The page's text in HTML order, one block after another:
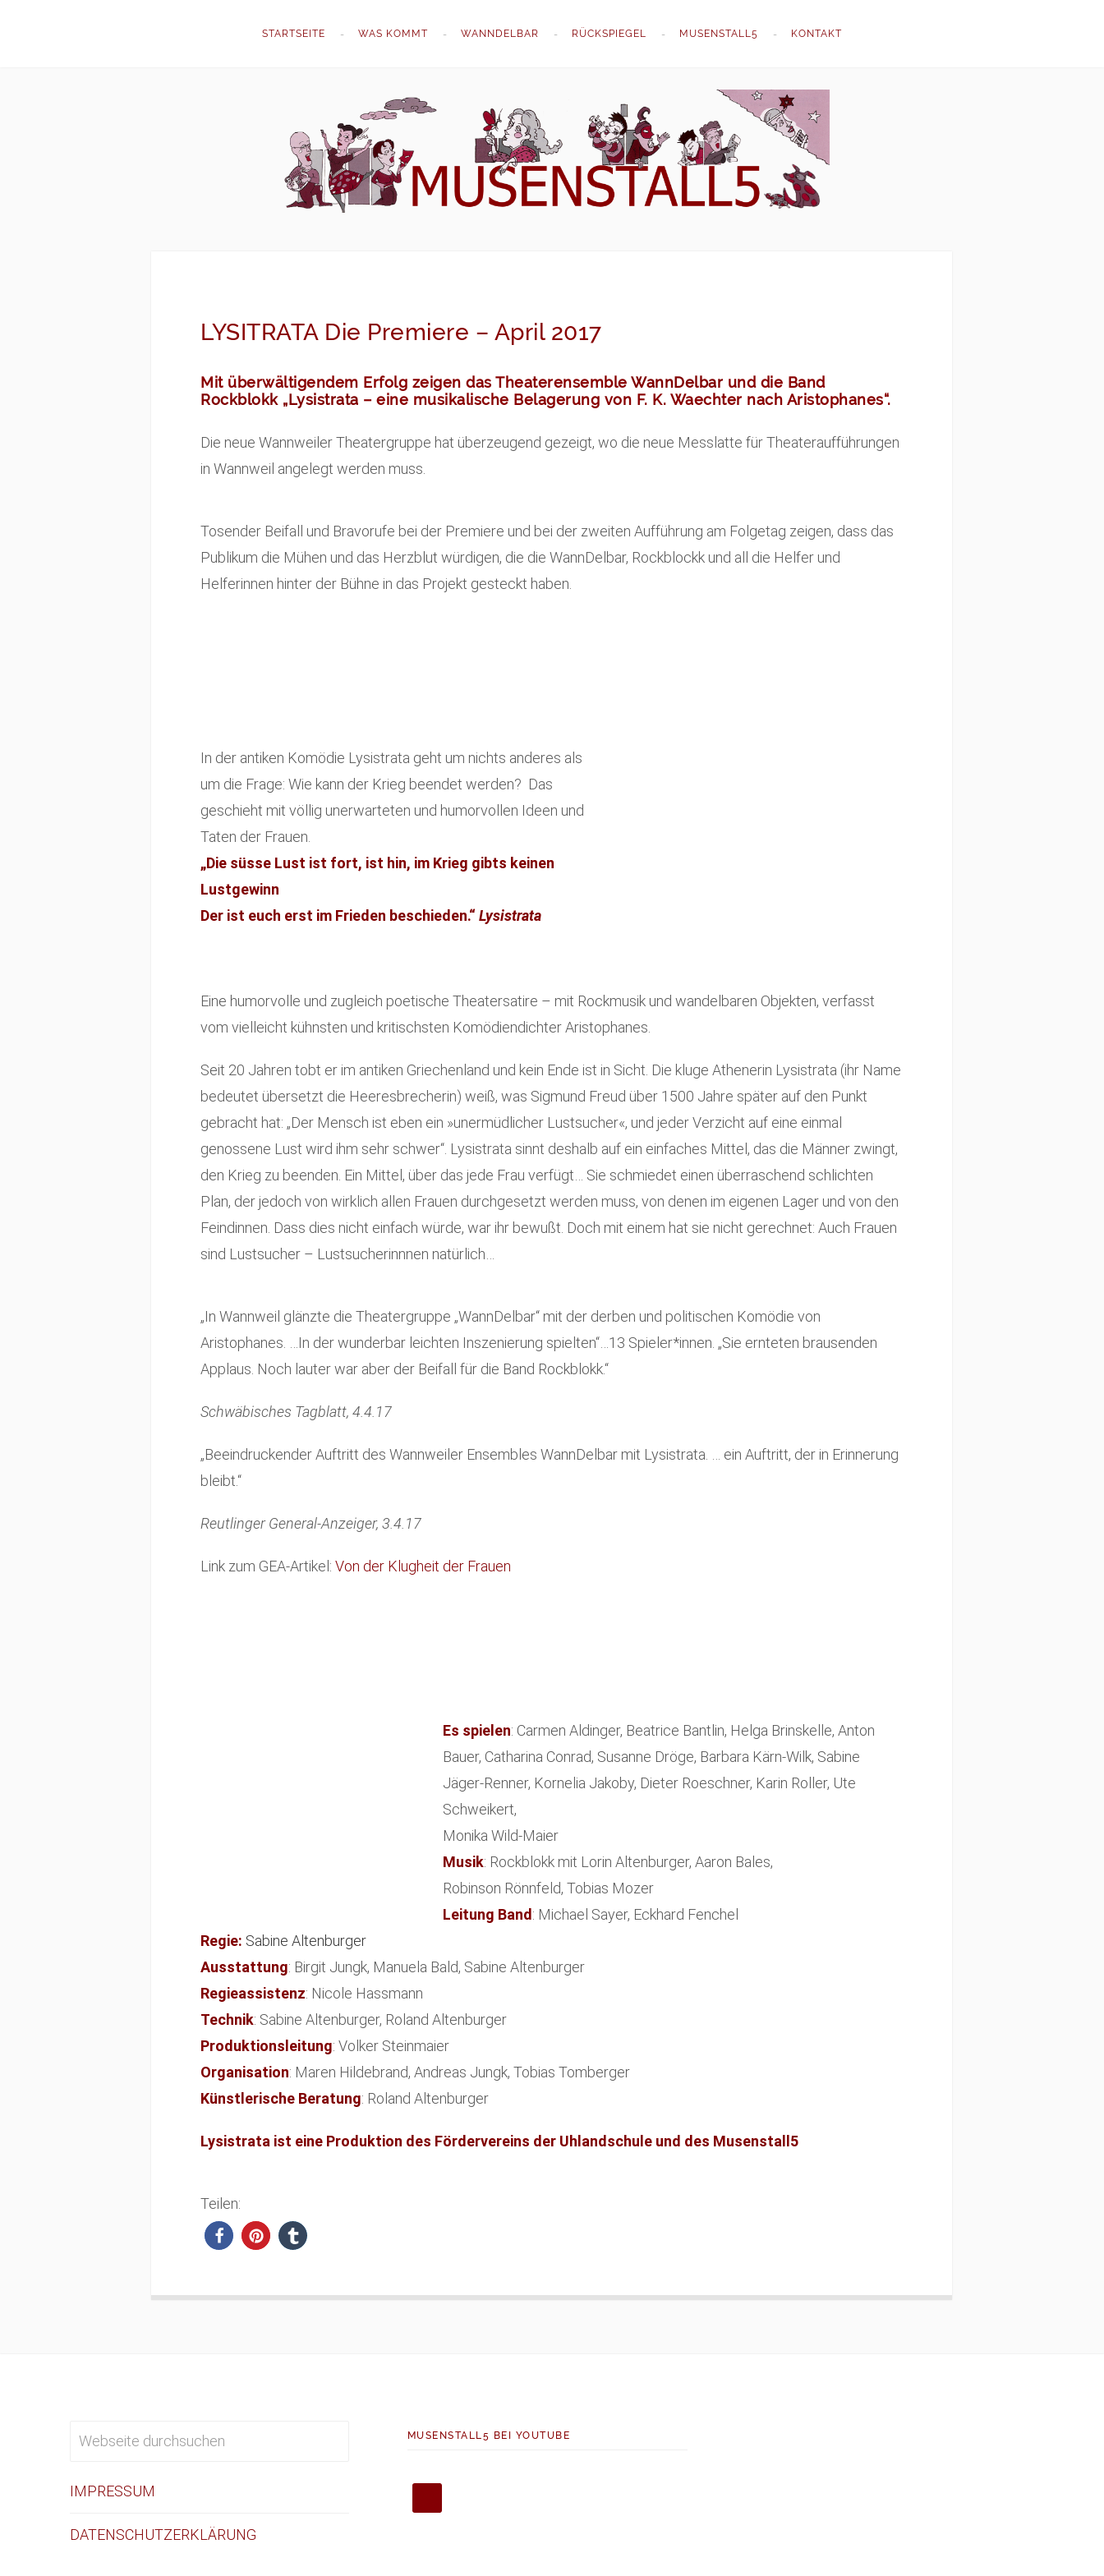
STARTSEITE WAS KOMMT WANNDELBAR RÜCKSPIEGEL MUSENSTALL5 KONTAKT
LYSITRATA Die Premiere – April 2017
Mit überwältigendem Erfolg zeigen das TheaterensembleWannDelbar und die Band
Rockblokk „Lysistrata –eine musikalische Belagerung von F. K. Waechter nach Aristophanes“.
Die neue Wannweiler Theatergruppe hat überzeugend gezeigt, wo die neue Messlatte für Theateraufführungen
in Wannweil angelegt werden muss.
Tosender Beifall und Bravorufe bei der Premiere und bei der zweiten Aufführung am Folgetag zeigen, dass das
Publikum die Mühen und das Herzblut würdigen, die die WannDelbar, Rockblockk und all die Helfer und
Helferinnen hinter der Bühne in das Projekt gesteckt haben.
In der antiken Komödie Lysistrata geht um nichts anderes als
um die Frage: Wie kann der Krieg beendet werden? Das
geschieht mit völlig unerwarteten und humorvollen Ideen und
Taten der Frauen.
„Die süsse Lust ist fort, ist hin, im Krieg gibts keinen
Lustgewinn
Der ist euch erst im Frieden beschieden.“Lysistrata
Eine humorvolle und zugleich poetische Theatersatire – mit Rockmusik und wandelbaren Objekten, verfasst
vom vielleicht kühnsten und kritischsten Komödiendichter Aristophanes.
Seit 20 Jahren tobt er im antiken Griechenland und kein Ende ist in Sicht. Die kluge Athenerin Lysistrata (ihr Name
bedeutet übersetzt die Heeresbrecherin) weiß, was Sigmund Freud über 1500 Jahre später auf den Punkt
gebracht hat: „Der Mensch ist eben ein »unermüdlicher Lustsucher«, und jeder Verzicht auf eine einmal
genossene Lust wird ihm sehr schwer“. Lysistrata sinnt deshalb auf ein einfaches Mittel, das die Männer zwingt,
den Krieg zu beenden. Ein Mittel, über das jede Frau verfügt… Sie schmiedet einen überraschend schlichten
Plan, der jedoch von wirklich allen Frauen durchgesetzt werden muss, von denen im eigenen Lager und von den
Feindinnen. Dass dies nicht einfach würde, war ihr bewußt. Doch mit einem hat sie nicht gerechnet: Auch Frauen
sind Lustsucher – Lustsucherinnnen natürlich…
„In Wannweil glänzte die Theatergruppe „WannDelbar“ mit der derben und politischen Komödie von
Aristophanes. …In der wunderbar leichten Inszenierung spielten“…13 Spieler*innen. „Sie ernteten brausenden
Applaus. Noch lauter war aber der Beifall für die Band Rockblokk.“
Schwäbisches Tagblatt, 4.4.17
„Beeindruckender Auftritt des Wannweiler Ensembles WannDelbar mit Lysistrata. … ein Auftritt, der in Erinnerung
bleibt.“
Reutlinger General-Anzeiger, 3.4.17
Link zum GEA-Artikel:Von der Klugheit der Frauen
Es spielen: Carmen Aldinger, Beatrice Bantlin, Helga Brinskelle, Anton
Bauer, Catharina Conrad, Susanne Dröge, Barbara Kärn-Wilk, Sabine
Jäger-Renner, Kornelia Jakoby, Dieter Roeschner, Karin Roller, Ute
Schweikert,
Monika Wild-Maier
Musik: Rockblokk mit Lorin Altenburger, Aaron Bales,
Robinson Rönnfeld, Tobias Mozer
Leitung Band: Michael Sayer, Eckhard Fenchel
Regie: Sabine Altenburger
Ausstattung: Birgit Jungk, Manuela Bald, Sabine Altenburger
Regieassistenz: Nicole Hassmann
Technik: Sabine Altenburger, Roland Altenburger
Produktionsleitung: Volker Steinmaier
Organisation: Maren Hildebrand, Andreas Jungk, Tobias Tomberger
Künstlerische Beratung: Roland Altenburger
Lysistrata ist eine Produktion des Fördervereins der Uhlandschule und des Musenstall5
Teilen:
IMPRESSUM
DATENSCHUTZERKLÄRUNG
MUSENSTALL5 BEI YOUTUBE